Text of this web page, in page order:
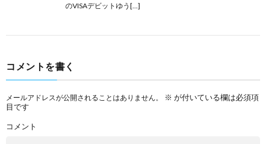
のVISAデビットゆう[…]
コメントを書く
メールアドレスが公開されることはありません。 ※ が付いている欄は必須項
目です
コメント